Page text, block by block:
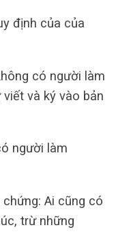
định của của
có người làm
và ký vào bản
người làm
Ai cũng có
trừ những